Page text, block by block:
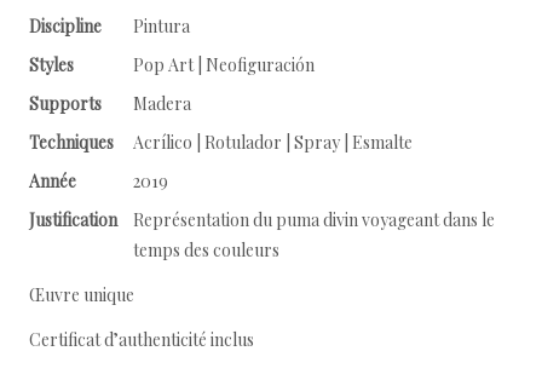
Discipline
Pintura
Styles
Pop Art | Neofiguración
Supports
Madera
Techniques
Acrílico | Rotulador | Spray | Esmalte
Année
2019
Justification
Représentation du puma divin voyageant dans le
temps des couleurs
Œuvre unique
Certificat d’authenticité inclus